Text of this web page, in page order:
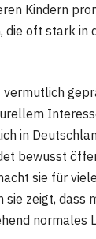
Kindern
die oft stark in
in
bewusst
sie für
sie zeigt, dass
normales